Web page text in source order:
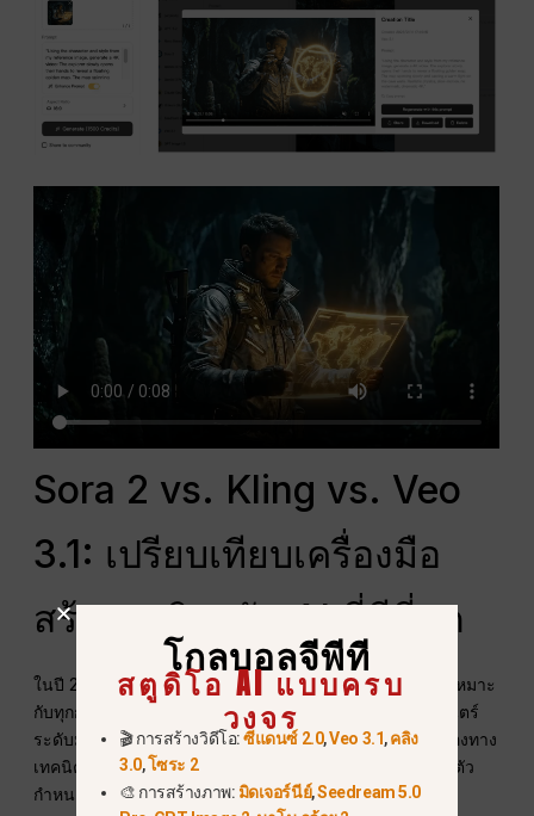
Sora 2 vs. Kling vs. Veo
3.1: เปรียบเทียบเครื่องมือ
สร้างแอนิเมชัน AI ที่ดีที่สุด
ในปี 2026 “การทำให้ภาพเคลื่อนไหว” ไม่ใช่กระบวนการที่เหมาะ
กับทุกกรณีอีกต่อไป ขึ้นอยู่กับว่าคุณกำลังสร้างผลงานภาพยนตร์
ระดับมาสเตอร์พีซ คลิปไวรัลบนโซเชียลมีเดีย หรือการจำลองทาง
เทคนิค โมเดลที่คุณเลือกบน
แดชบอร์ดจะเป็นตัว
กำหนดความสำเร็จของโครงการของคุณ.
โกลบอลจีพีที
สตูดิโอ AI แบบครบ
วงจร
🎬 การสร้างวิดีโอ:ซีแดนซ์ 2.0,Veo 3.1,คลิง
3.0,โซระ 2
🎨 การสร้างภาพ: มิดเจอร์นีย์,Seedream 5.0